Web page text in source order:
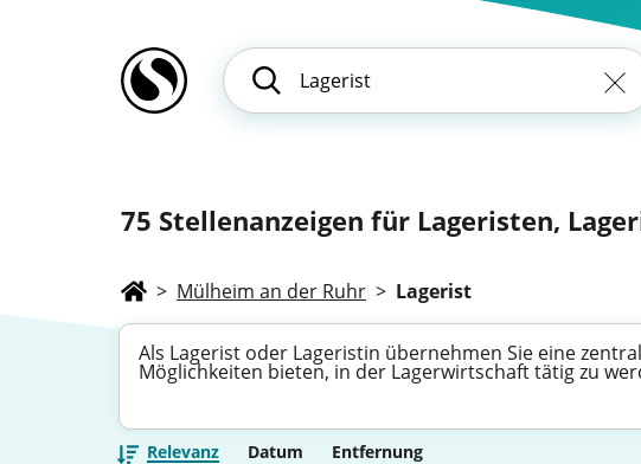
75 Stellenanzeigen für Lageristen,
> Mülheim an der Ruhr > Lagerist
Als Lagerist oder Lageristin übernehmen Sie eine
Möglichkeiten bieten, in der Lagerwirtschaft tätig zu
Relevanz Datum Entfernung